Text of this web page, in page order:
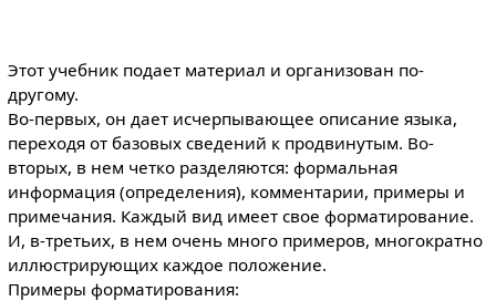
Этот учебник подает материал и организован по-
другому.
Во-первых, он дает исчерпывающее описание языка,
переходя от базовых сведений к продвинутым. Во-
вторых, в нем четко разделяются: формальная
информация (определения), комментарии, примеры и
примечания. Каждый вид имеет свое форматирование.
И, в-третьих, в нем очень много примеров, многократно
иллюстрирующих каждое положение.
Примеры форматирования: